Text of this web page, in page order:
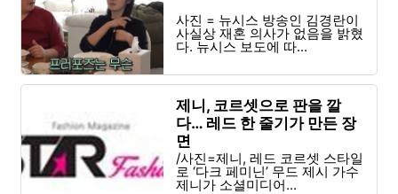
사진 = 뉴시스 방송인 김경란이
사실상 재혼 의사가 없음을 밝혔
다. 뉴시스 보도에 따...
제니, 코르셋으로 판을 깔
다… 레드 한 줄기가 만든 장
면
/사진=제니, 레드 코르셋 스타일
로 ‘다크 페미닌’ 무드 제시 가수
제니가 소셜미디어...